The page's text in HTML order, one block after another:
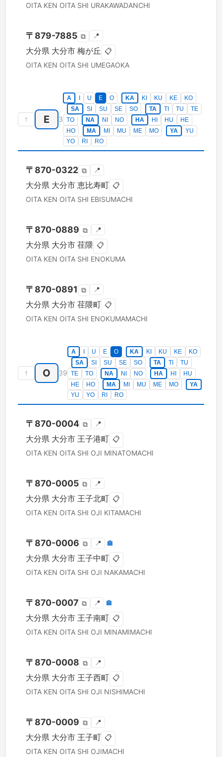
OITA KEN OITA SHI URAKAWADANCHI
〒 879-7885 ⧉ 📍
大分県 大分市 梅が丘 📋
OITA KEN OITA SHI UMEGAOKA
↑ E 3
A U E O KA KI KU KE
KO
SA
SI SU SE SO TA TI TU
TE
TO
NA NI NO HA HI HU
HE
HO
MA MI MU ME MO YA
YU
YO
RI RO
〒 870-0322 ⧉ 📍
大分県 大分市 恵比寿町 📋
OITA KEN OITA SHI EBISUMACHI
〒 870-0889 ⧉ 📍
大分県 大分市 荏隈 📋
OITA KEN OITA SHI ENOKUMA
〒 870-0891 ⧉ 📍
大分県 大分市 荏隈町 📋
OITA KEN OITA SHI ENOKUMAMACHI
↑ O 39
A U E O KA KI KU KE
KO
SA
SI SU SE SO TA TI
TU
TE
TO NA NI NO HA HI
HU
HE
HO MA MI MU ME MO
YA
YU
YO RI RO
〒 870-0004 ⧉ 📍
大分県 大分市 王子港町 📋
OITA KEN OITA SHI OJI MINATOMACHI
〒 870-0005 ⧉ 📍
大分県 大分市 王子北町 📋
OITA KEN OITA SHI OJI KITAMACHI
〒 870-0006 ⧉ 📍 🏣
大分県 大分市 王子中町 📋
OITA KEN OITA SHI OJI NAKAMACHI
〒 870-0007 ⧉ 📍 🏣
大分県 大分市 王子南町 📋
OITA KEN OITA SHI OJI MINAMIMACHI
〒 870-0008 ⧉ 📍
大分県 大分市 王子西町 📋
OITA KEN OITA SHI OJI NISHIMACHI
〒 870-0009 ⧉ 📍
大分県 大分市 王子町 📋
OITA KEN OITA SHI OJIMACHI